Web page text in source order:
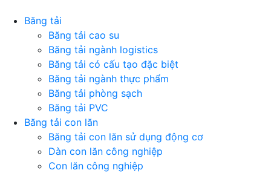
Băng tải
Băng tải cao su
Băng tải ngành logistics
Băng tải có cấu tạo đặc biệt
Băng tải ngành thực phẩm
Băng tải phòng sạch
Băng tải PVC
Băng tải con lăn
Băng tải con lăn sử dụng động cơ
Dàn con lăn công nghiệp
Con lăn công nghiệp